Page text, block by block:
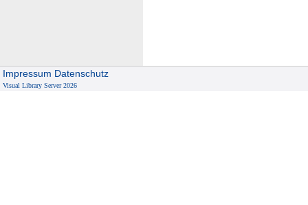
Impressum Datenschutz
Visual Library Server 2026